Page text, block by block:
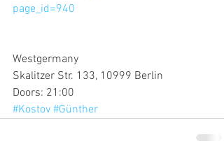
page_id=940
Westgermany
Skalitzer Str. 133, 10999 Berlin
Doors: 21:00
#Kostov #Günther